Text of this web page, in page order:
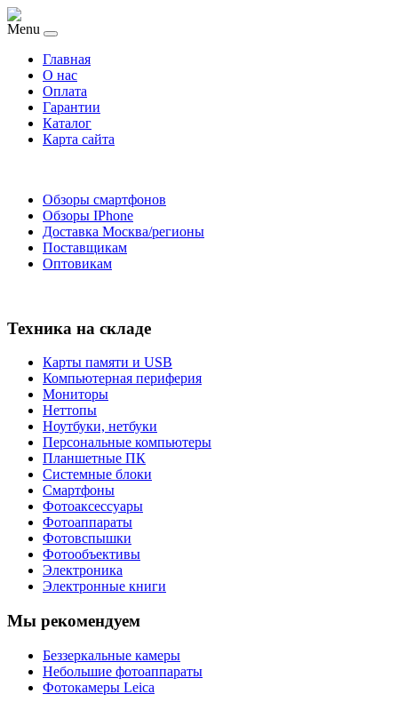
Menu
Главная
O нас
Оплата
Гарантии
Каталог
Карта сайта
Обзоры смартфонов
Обзоры IPhone
Доставка Москва/регионы
Поставщикам
Оптовикам
Техника на складе
Карты памяти и USB
Компьютерная периферия
Мониторы
Неттопы
Ноутбуки, нетбуки
Персональные компьютеры
Планшетные ПК
Системные блоки
Смартфоны
Фотоаксессуары
Фотоаппараты
Фотовспышки
Фотообъективы
Электроника
Электронные книги
Мы рекомендуем
Беззеркальные камеры
Небольшие фотоаппараты
Фотокамеры Leica